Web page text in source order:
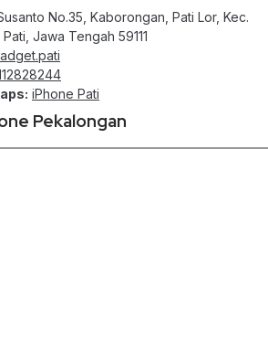
No.35, Kaborongan, Pati Lor, Kec.
Jawa Tengah 59111
iPhone Pati
Pekalongan